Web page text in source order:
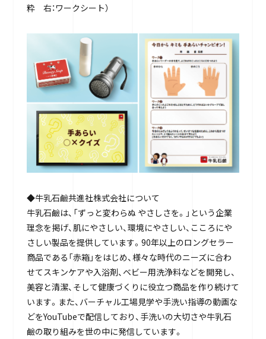
粋 右：ワークシート）
◆牛乳石鹼共進社株式会社について
牛乳石鹼は、「ずっと変わらぬ やさしさを。」という企業
理念を掲げ、肌にやさしい、環境にやさしい、こころにや
さしい製品を提供しています。90年以上のロングセラー
商品である「赤箱」をはじめ、様々な時代のニーズに合わ
せてスキンケアや入浴剤、ベビー用洗浄料などを開発し、
美容と清潔、そして健康づくりに役立つ商品を作り続けて
います。また、バーチャル工場見学や手洗い指導の動画な
どをYouTubeで配信しており、手洗いの大切さや牛乳石
鹼の取り組みを世の中に発信しています。